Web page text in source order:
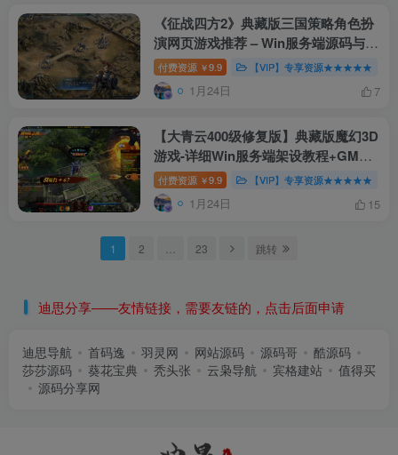
《征战四方2》典藏版三国策略角色扮
演网页游戏推荐 – Win服务端源码与视
频教程（货币修改 & 外网教程）
付费资源 ￥9.9 【VIP】专享资源★★★★★
1月24日 7
【大青云400级修复版】典藏版魔幻3D
游戏-详细Win服务端架设教程+GM工
具命令+外网配置+PC客户端下载
付费资源 ￥9.9 【VIP】专享资源★★★★★
1月24日 15
1 2 23 跳转
迪思分享——友情链接，需要友链的，点击后面申请
迪思导航 首码逸 羽灵网 网站源码 源码哥
酷源码
莎莎源码
葵花宝典 秃头张 云枭导航 宾格建站
值得买
源码分享网